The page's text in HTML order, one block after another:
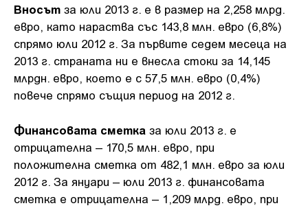
Вносът за юли 2013 г. е в размер на 2,258 млрд.
евро, като нараства със 143,8 млн. евро (6,8%)
спрямо юли 2012 г. За първите седем месеца на
2013 г. страната ни е внесла стоки за 14,145
млрдн. евро, което е с 57,5 млн. евро (0,4%)
повече спрямо същия период на 2012 г.
Финансовата сметка за юли 2013 г. е
отрицателна – 170,5 млн. евро, при
положителна сметка от 482,1 млн. евро за юли
2012 г. За януари – юли 2013 г. финансовата
сметка е отрицателна – 1,209 млрд. евро, при